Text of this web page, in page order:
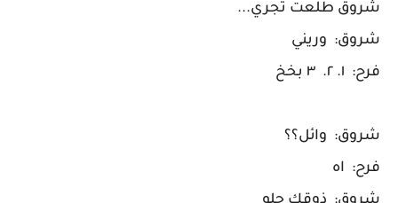
شروق طلعت تجري...
شروق: وريني
فرح: ١. ٢. ٣ بخخ
شروق: وائل؟؟
فرح: اه